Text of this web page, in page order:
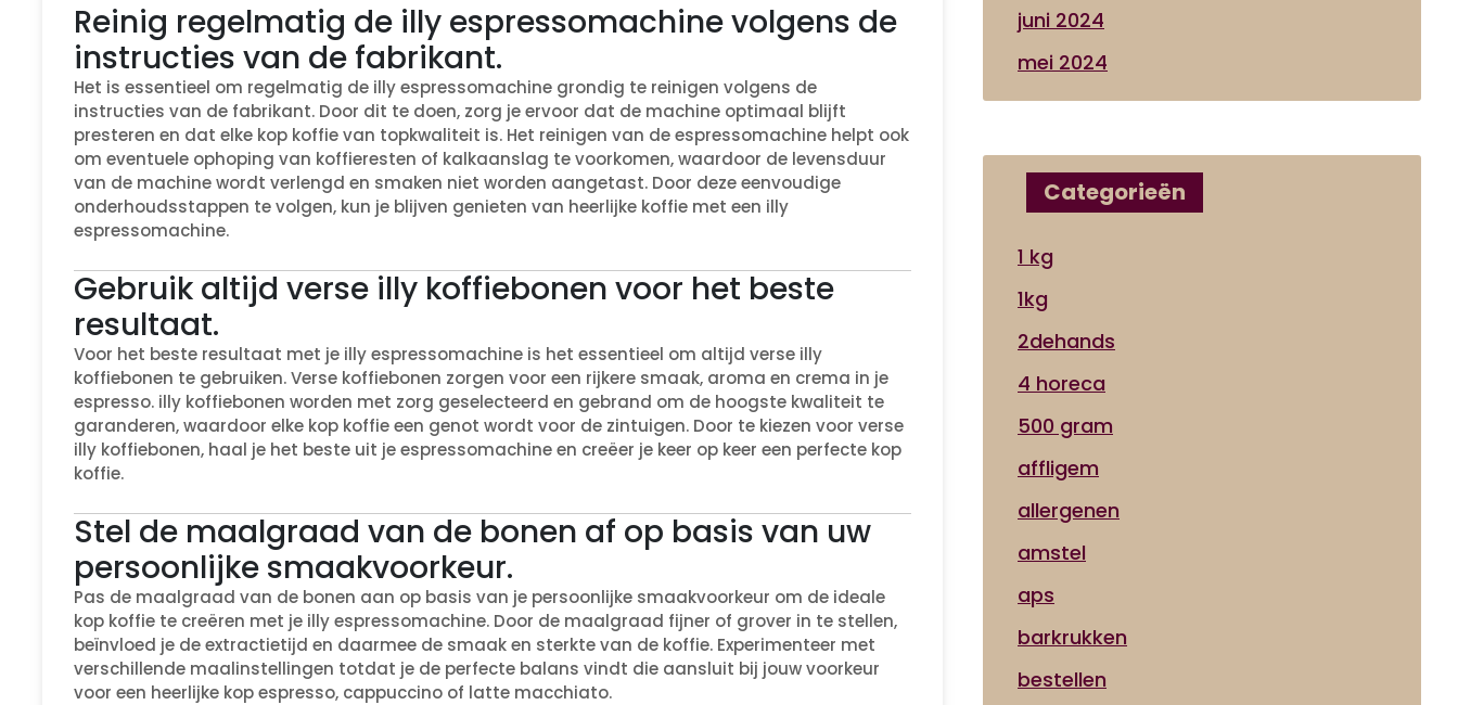
Reinig regelmatig de illy espressomachine volgens de
instructies van de fabrikant.
Het is essentieel om regelmatig de illy espressomachine grondig te reinigen volgens de
instructies van de fabrikant. Door dit te doen, zorg je ervoor dat de machine optimaal blijft
presteren en dat elke kop koffie van topkwaliteit is. Het reinigen van de espressomachine helpt ook
om eventuele ophoping van koffieresten of kalkaanslag te voorkomen, waardoor de levensduur
van de machine wordt verlengd en smaken niet worden aangetast. Door deze eenvoudige
onderhoudsstappen te volgen, kun je blijven genieten van heerlijke koffie met een illy
espressomachine.
Gebruik altijd verse illy koffiebonen voor het beste
resultaat.
Voor het beste resultaat met je illy espressomachine is het essentieel om altijd verse illy
koffiebonen te gebruiken. Verse koffiebonen zorgen voor een rijkere smaak, aroma en crema in je
espresso. illy koffiebonen worden met zorg geselecteerd en gebrand om de hoogste kwaliteit te
garanderen, waardoor elke kop koffie een genot wordt voor de zintuigen. Door te kiezen voor verse
illy koffiebonen, haal je het beste uit je espressomachine en creëer je keer op keer een perfecte kop
koffie.
Stel de maalgraad van de bonen af op basis van uw
persoonlijke smaakvoorkeur.
Pas de maalgraad van de bonen aan op basis van je persoonlijke smaakvoorkeur om de ideale
kop koffie te creëren met je illy espressomachine. Door de maalgraad fijner of grover in te stellen,
beïnvloed je de extractietijd en daarmee de smaak en sterkte van de koffie. Experimenteer met
verschillende maalinstellingen totdat je de perfecte balans vindt die aansluit bij jouw voorkeur
voor een heerlijke kop espresso, cappuccino of latte macchiato.
juni 2024
mei 2024
Categorieën
1 kg
1kg
2dehands
4 horeca
500 gram
affligem
allergenen
amstel
aps
barkrukken
bestellen